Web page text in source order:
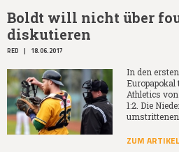
Boldt will nicht über
diskutieren
RED | 18.06.2017
In den
Athletics
1:2. Die
ZUM ARTIKEL